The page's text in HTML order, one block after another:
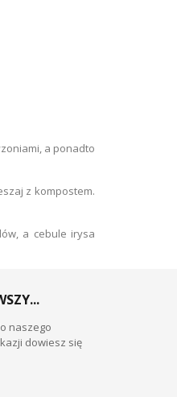
a ponadto
z kompostem.
a cebule irysa
naszego
dowiesz się